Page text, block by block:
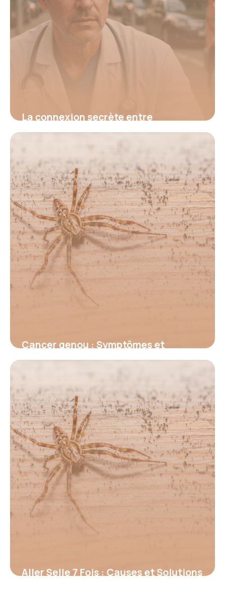
La connexion secrète entre
hypertension et fatigue : découvrez
le signal d’alerte invisible qui menace
votre santé et comment l’identifier
avant qu’il ne soit trop tard
16 juin 2026
Cancer genou : Symptômes et
traitements
Aller Selle 7 Fois : Causes et Solutions